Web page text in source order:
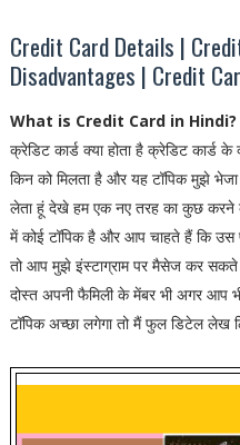
Credit Card Details |
Disadvantages | Credit
What is Credit Card in Hindi?
क्रेडिट कार्ड क्या होता है क्रेडिट कार्ड
किन को मिलता है और यह टॉपिक मुझे
लेता हूं देखे हम एक नए तरह का कुछ करने
में कोई टॉपिक है और आप चाहते हैं कि उस
तो आप मुझे इंस्टाग्राम पर मैसेज कर
दोस्त अपनी फैमिली के मेंबर भी अगर आप
टॉपिक अच्छा लगेगा तो मैं फुल डिटेल लेख